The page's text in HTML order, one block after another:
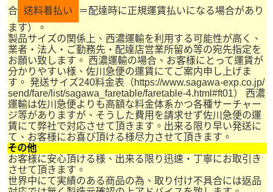
合
送料着払い
＝配達時に正規運賃払いになる場合があり
ます）。
製品サイズの関係上、西濃運輸を利用する可能性が高く、
業者・法人・ご勤務先・配達店営業所留め等の宛先指定を
お願い致します。 西濃運輸の場合、お客様にとって運賃が
分かりやすい様、佐川急便の運賃にてご案内申し上げま
す。 発送サイズ240料金表（https://www.sagawa-exp.co.jp/
send/fare/list/sagawa_faretable/faretable-4.html#ft01） 西濃
運輸は佐川急便よりも高額な料金体系かつ各種サーチャー
ジ等がありますが、そうした費用を請求せず佐川急便の運
賃にて弊社で対応させて頂きます。出来る限り早い発送に
て、お客様にお喜び頂ける様尽力させて頂きます。
その他
お客様に安心頂ける様、出来る限り迅速・丁寧にお取引き
させて頂きます。
世界中にて実績のある商品の為、取り付け不具合には返品